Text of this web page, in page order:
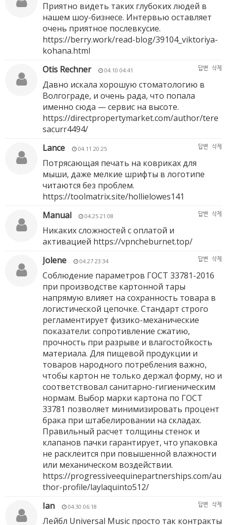
Приятно видеть таких глубоких людей в
нашем шоу-бизнесе. Интервью оставляет
очень приятное послевкусие.
https://berry.work/read-blog/39104_viktoriya-
kohana.html
Otis Rechner
04.10 04:41 답변 삭제
Давно искала хорошую стоматологию в
Волгограде, и очень рада, что попала
именно сюда — сервис на высоте.
https://directpropertymarket.com/author/tere
sacurr4494/
Lance
04.11 20:25 답변 삭제
Потрясающая печать на ковриках для
мыши, даже мелкие шрифты в логотипе
читаются без проблем.
https://toolmatrix.site/hollielowes141
Manual
04.25 21:08 답변 삭제
Никаких сложностей с оплатой и
активацией https://vpncheburnet.top/
Jolene
04.27 23:34 답변 삭제
Соблюдение параметров ГОСТ 33781-2016
при производстве картонной тары
напрямую влияет на сохранность товара в
логистической цепочке. Стандарт строго
регламентирует физико-механические
показатели: сопротивление сжатию,
прочность при разрыве и влагостойкость
материала. Для пищевой продукции и
товаров народного потребления важно,
чтобы картон не только держал форму, но и
соответствовал санитарно-гигиеническим
нормам. Выбор марки картона по ГОСТ
33781 позволяет минимизировать процент
брака при штабелировании на складах.
Правильный расчет толщины стенок и
клапанов пачки гарантирует, что упаковка
не расклеится при повышенной влажности
или механическом воздействии.
https://progressiveequinepartnerships.com/au
thor-profile/laylaquinto512/
Ian
04.30 06:18 답변 삭제
Лейбл Universal Music просто так контракты